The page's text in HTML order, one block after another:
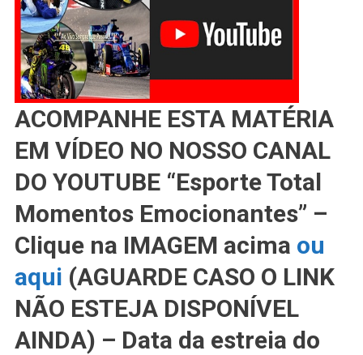
V4
ACOMPANHE ESTA MATÉRIA
EM VÍDEO NO NOSSO CANAL
DO YOUTUBE “Esporte Total
Momentos Emocionantes” –
Clique na IMAGEM acima ou
aqui (AGUARDE CASO O LINK
NÃO ESTEJA DISPONÍVEL
AINDA) – Data da estreia do